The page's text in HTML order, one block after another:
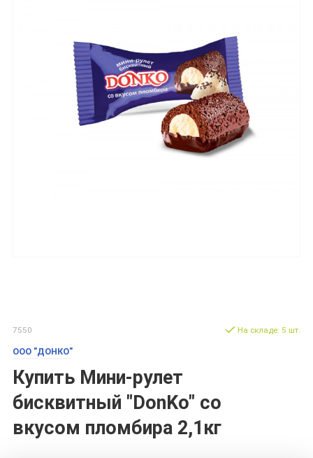
7550
ООО "ДОНКО"
Купить Мини-рулет
бисквитный "DonKo" со
вкусом пломбира 2,1кг
На складе: 5 шт.